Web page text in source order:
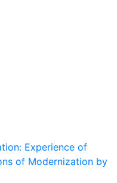
Experience of
of Modernization by